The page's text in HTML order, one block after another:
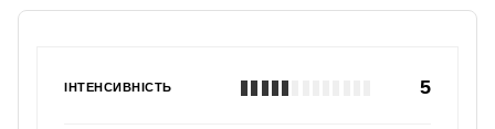
ІНТЕНСИВНІСТЬ 5